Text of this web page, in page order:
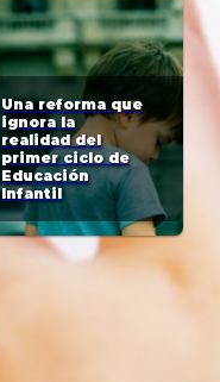
Una reforma que
ignora la
realidad del
primer ciclo de
Educación
Infantil